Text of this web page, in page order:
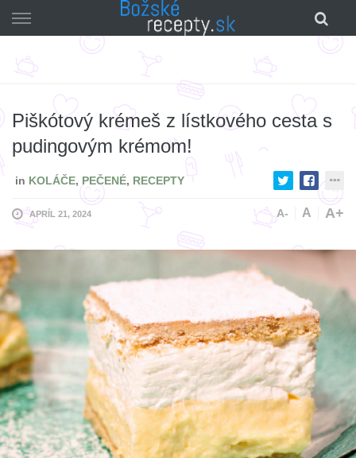
to
Piškótový krémeš z lístkového cesta s
pudingovým krémom!
in KOLÁČE, PEČENÉ, RECEPTY
APRÍL 21, 2024 A- A A+